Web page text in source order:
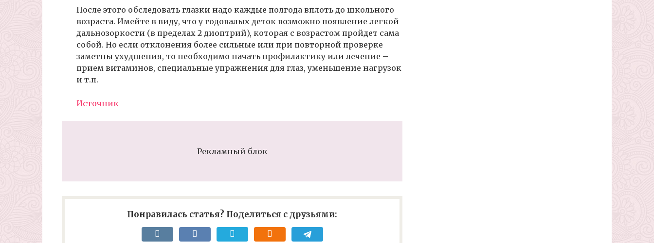
После этого обследовать глазки надо каждые полгода вплоть до школьного
возраста. Имейте в виду, что у годовалых деток возможно появление легкой
дальнозоркости (в пределах 2 диоптрий), которая с возрастом пройдет сама
собой. Но если отклонения более сильные или при повторной проверке
заметны ухудшения, то необходимо начать профилактику или лечение –
прием витаминов, специальные упражнения для глаз, уменьшение нагрузок
и т.п.
Источник
Рекламный блок
Понравилась статья? Поделиться с друзьями: